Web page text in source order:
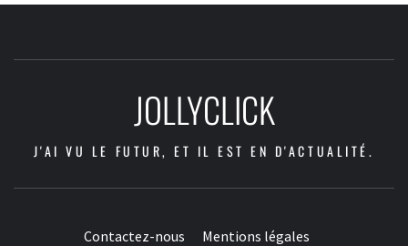
JOLLYCLICK
J'AI VU LE FUTUR, ET IL EST EN D'ACTUALITÉ.
Contactez-nous Mentions légales